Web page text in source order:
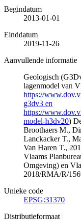
Begindatum
2013-01-01
Einddatum
2019-11-26
Aanvullende informatie
Geologisch
lagenmodel van
https://
g3dv3 en
https://
model-h3dv20)
Broothaers M.,
Lanckacker T.,
Van Haren T.,
Vlaams
Omgeving) en
2018/RMA/R/
Unieke code
EPSG:31370
Distributieformaat